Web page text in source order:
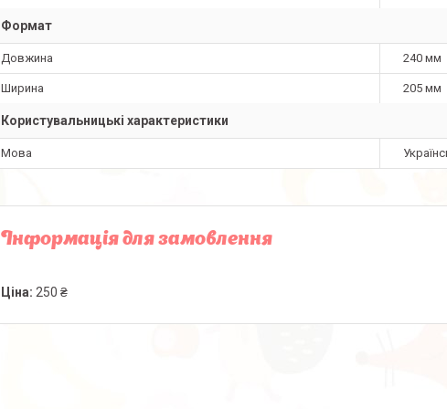
Формат
Довжина 240 мм
Ширина 205 мм
Користувальницькі характеристики
Мова
Інформація для замовлення
Ціна: 250 ₴